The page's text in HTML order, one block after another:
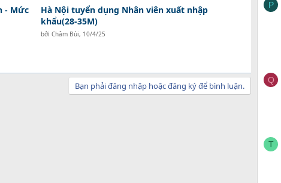
- Mức
Hà Nội tuyển dụng Nhân viên xuất nhập
khẩu(28-35M)
bởi Châm Bùi, 10/4/25
Bạn phải đăng nhập hoặc đăng ký để bình luận.
P
Q
T